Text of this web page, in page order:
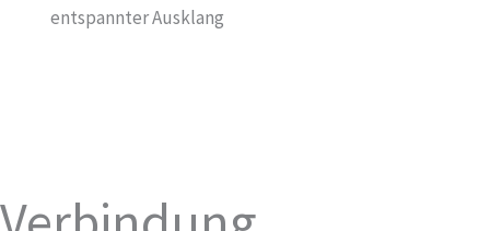
entspannter Ausklang